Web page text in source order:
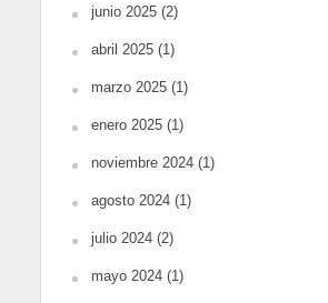
junio 2025(2)
abril 2025(1)
marzo 2025(1)
enero 2025(1)
noviembre 2024(1)
agosto 2024(1)
julio 2024(2)
mayo 2024(1)